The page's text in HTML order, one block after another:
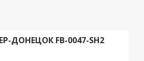
ДОНЕЦОК FB-0047-SH2